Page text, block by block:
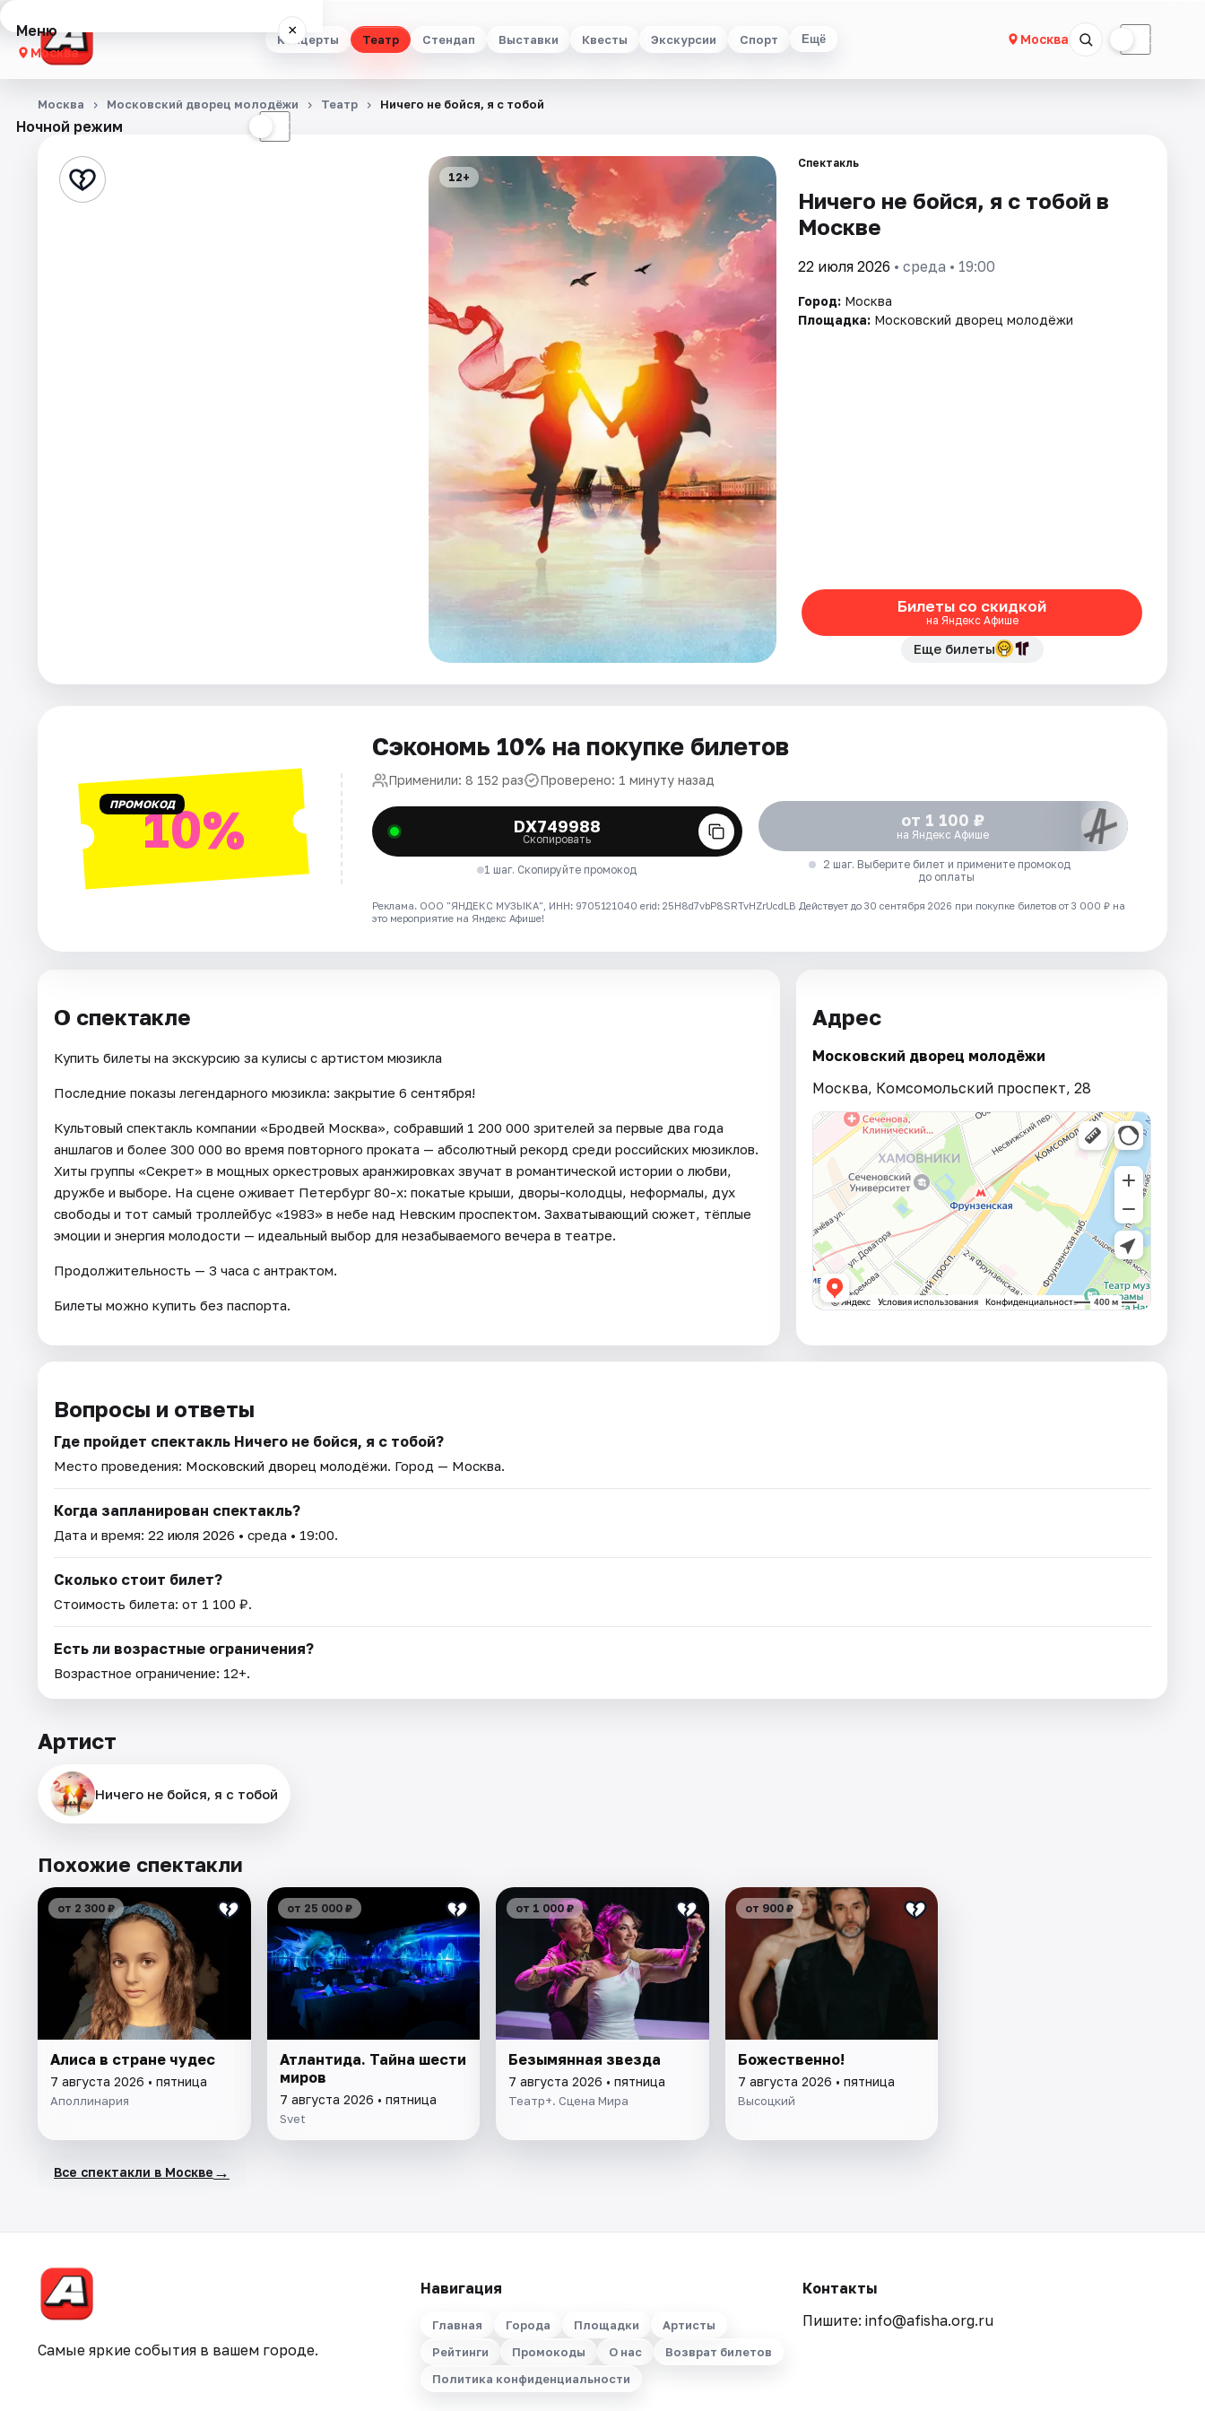
Концерты Театр Стендап Выставки Квесты Экскурсии Спорт Ещё Москва ☾
Меню ×
Москва
Концерты
Стендап
Ночной режим ☾
Москва Московский дворец молодёжи Театр Ничего не бойся, я с тобой
12+
Спектакль
Ничего не бойся, я с тобой в
Москве
22 июля 2026 • среда • 19:00
Город: Москва
Площадка: Московский дворец молодёжи
Билеты со скидкой
на Яндекс Афише
Еще билеты
ПРОМОКОД10%
Сэкономь 10% на покупке билетов
Применили: 8 152 раз Проверено: 1 минуту назад
DX749988
Скопировать
1 шаг. Скопируйте промокод
от 1 100 ₽
на Яндекс Афише
2 шаг. Выберите билет и примените промокод
до оплаты
Реклама. ООО "ЯНДЕКС МУЗЫКА", ИНН: 9705121040 erid: 25H8d7vbP8SRTvHZrUcdLB Действует до 30 сентября 2026 при покупке билетов от 3 000 ₽ на
это мероприятие на Яндекс Афише!
О спектакле
Купить билеты на экскурсию за кулисы с артистом мюзикла
Последние показы легендарного мюзикла: закрытие 6 сентября!
Культовый спектакль компании «Бродвей Москва», собравший 1 200 000 зрителей за первые два года
аншлагов и более 300 000 во время повторного проката — абсолютный рекорд среди российских мюзиклов.
Хиты группы «Секрет» в мощных оркестровых аранжировках звучат в романтической истории о любви,
дружбе и выборе. На сцене оживает Петербург 80-х: покатые крыши, дворы-колодцы, неформалы, дух
свободы и тот самый троллейбус «1983» в небе над Невским проспектом. Захватывающий сюжет, тёплые
эмоции и энергия молодости — идеальный выбор для незабываемого вечера в театре.
Продолжительность — 3 часа с антрактом.
Билеты можно купить без паспорта.
Адрес
Московский дворец молодёжи
Москва, Комсомольский проспект, 28
Вопросы и ответы
Где пройдет спектакль Ничего не бойся, я с тобой?
Место проведения: Московский дворец молодёжи. Город — Москва.
Когда запланирован спектакль?
Дата и время: 22 июля 2026 • среда • 19:00.
Сколько стоит билет?
Стоимость билета: от 1 100 ₽.
Есть ли возрастные ограничения?
Возрастное ограничение: 12+.
Артист
Ничего не бойся, я с тобой
Похожие спектакли
от 2 300 ₽
Алиса в стране чудес
7 августа 2026 • пятница
Аполлинария
от 25 000 ₽
Атлантида. Тайна шести
миров
7 августа 2026 • пятница
Svet
от 1 000 ₽
Безымянная звезда
7 августа 2026 • пятница
Театр+. Сцена Мира
от 900 ₽
Божественно!
7 августа 2026 • пятница
Высоцкий
Все спектакли в Москве →
Самые яркие события в вашем городе.
Навигация
Главная Города Площадки
Артисты
Рейтинги
Промокоды О нас
Возврат билетов
Политика конфиденциальности
Контакты
Пишите: info@afisha.org.ru